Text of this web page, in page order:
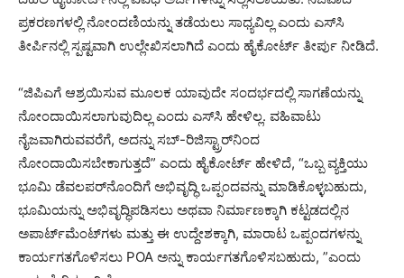
ಪ್ರಕರಣಗಳಲ್ಲಿ ನೋಂದಣಿಯನ್ನು ತಡೆಯಲು ಸಾಧ್ಯವಿಲ್ಲ ಎಂದು ಎಸ್‌ಸಿ
ತೀರ್ಪಿನಲ್ಲಿ ಸ್ಪಷ್ಟವಾಗಿ ಉಲ್ಲೇಖಿಸಲಾಗಿದೆ ಎಂದು ಹೈಕೋರ್ಟ್ ತೀರ್ಪು ನೀಡಿದೆ.
“ಜಿಪಿಎಗೆ ಆಶ್ರಯಿಸುವ ಮೂಲಕ ಯಾವುದೇ ಸಂದರ್ಭದಲ್ಲಿ ಸಾಗಣೆಯನ್ನು
ನೋಂದಾಯಿಸಲಾಗುವುದಿಲ್ಲ ಎಂದು ಎಸ್‌ಸಿ ಹೇಳಿಲ್ಲ. ವಹಿವಾಟು
ನೈಜವಾಗಿರುವವರೆಗೆ, ಅದನ್ನು ಸಬ್-ರಿಜಿಸ್ಟ್ರಾರ್‌ನಿಂದ
ನೋಂದಾಯಿಸಬೇಕಾಗುತ್ತದೆ” ಎಂದು ಹೈಕೋರ್ಟ್ ಹೇಳಿದೆ, “ಒಬ್ಬ ವ್ಯಕ್ತಿಯು
ಭೂಮಿ ಡೆವಲಪರ್‌ನೊಂದಿಗೆ ಅಭಿವೃದ್ಧಿ ಒಪ್ಪಂದವನ್ನು ಮಾಡಿಕೊಳ್ಳಬಹುದು,
ಭೂಮಿಯನ್ನು ಅಭಿವೃದ್ಧಿಪಡಿಸಲು ಅಥವಾ ನಿರ್ಮಾಣಕ್ಕಾಗಿ ಕಟ್ಟಡದಲ್ಲಿನ
ಅಪಾರ್ಟ್‌ಮೆಂಟ್‌ಗಳು ಮತ್ತು ಈ ಉದ್ದೇಶಕ್ಕಾಗಿ, ಮಾರಾಟ ಒಪ್ಪಂದಗಳನ್ನು
ಕಾರ್ಯಗತಗೊಳಿಸಲು POA ಅನ್ನು ಕಾರ್ಯಗತಗೊಳಿಸಬಹುದು, ”ಎಂದು